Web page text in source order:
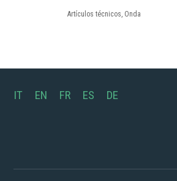
Artículos técnicos Onda
IT EN FR ES DE